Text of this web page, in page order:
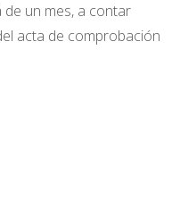
un mes, a contar
acta de comprobación